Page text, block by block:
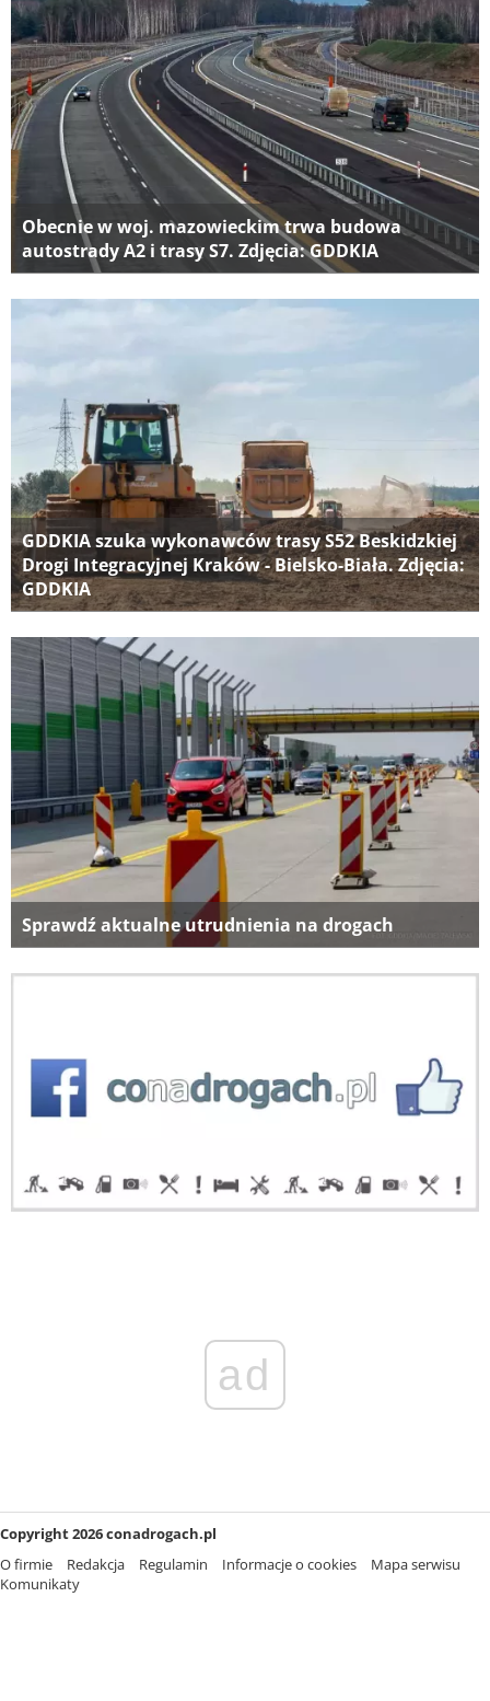
Obecnie w woj. mazowieckim trwa budowa
autostrady A2 i trasy S7. Zdjęcia: GDDKIA
GDDKIA szuka wykonawców trasy S52 Beskidzkiej
Drogi Integracyjnej Kraków - Bielsko-Biała. Zdjęcia:
GDDKIA
Sprawdź aktualne utrudnienia na drogach
ad
Copyright 2026 conadrogach.pl
O firmie
Redakcja Regulamin Informacje o cookies
Mapa serwisu
Komunikaty